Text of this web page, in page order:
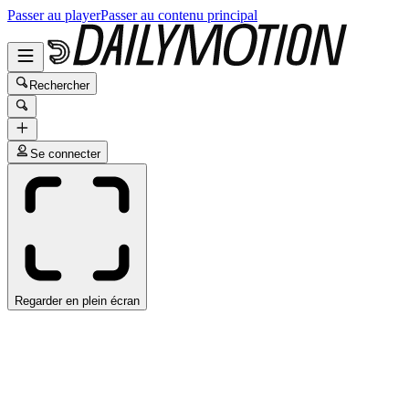
Passer au playerPasser au contenu principal
Rechercher
Se connecter
Regarder en plein écran